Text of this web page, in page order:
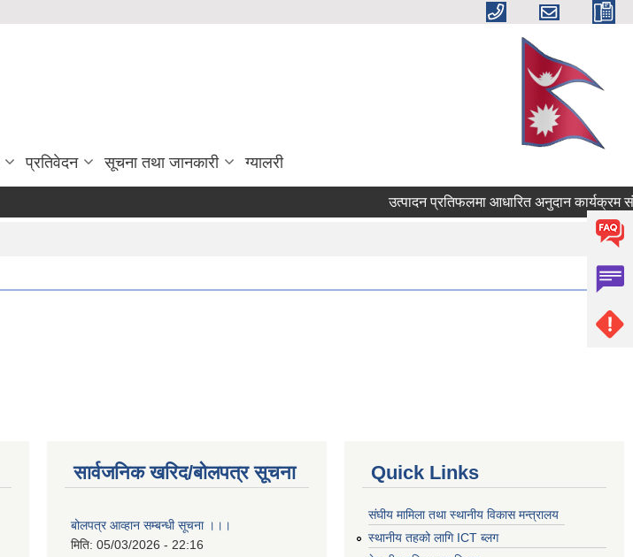
प्रतिवेदन सूचना तथा जानकारी ग्यालरी
उत्पादन प्रतिफलमा आधारित अनुदान कार्यक्रम
सार्वजनिक खरिद/बोलपत्र सूचना
बोलपत्र आव्हान सम्बन्धी सूचना ।।।
मिति: 05/03/2026 - 22:16
Quick Links
संघीय मामिला तथा स्थानीय विकास मन्त्रालय
स्थानीय तहको लागि ICT ब्लग